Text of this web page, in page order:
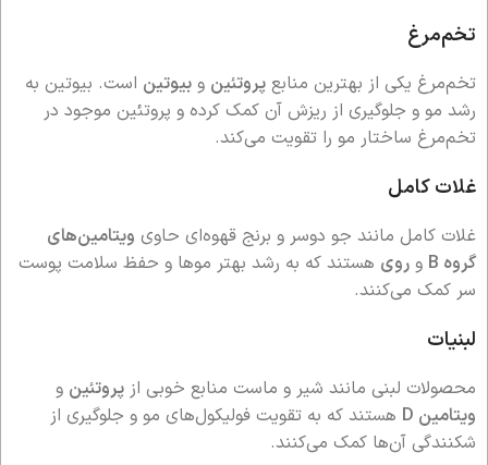
تخم‌مرغ
تخم‌مرغ یکی از بهترین منابع پروتئین و بیوتین است. بیوتین به
رشد مو و جلوگیری از ریزش آن کمک کرده و پروتئین موجود در
تخم‌مرغ ساختار مو را تقویت می‌کند.
غلات کامل
غلات کامل مانند جو دوسر و برنج قهوه‌ای حاوی ویتامین‌های
گروه B
و روی هستند که به رشد بهتر موها و حفظ سلامت پوست
سر کمک می‌کنند.
لبنیات
محصولات لبنی مانند شیر و ماست منابع خوبی از پروتئین و
ویتامین D
هستند که به تقویت فولیکول‌های مو و جلوگیری از
شکنندگی آن‌ها کمک می‌کنند.